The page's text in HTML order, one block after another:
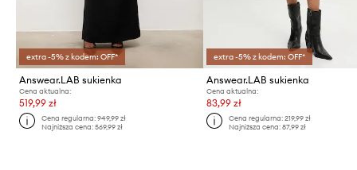
extra -5% z kodem: OFF*
Answear.LAB sukienka
Cena aktualna:
519,99 zł
Cena regularna:949,99 zł
Najniższa cena:569,99 zł
extra -5% z kodem: OFF*
Answear.LAB sukienka
Cena aktualna:
83,99 zł
Cena regularna: 219,99 zł
Najniższa cena: 87,99 zł